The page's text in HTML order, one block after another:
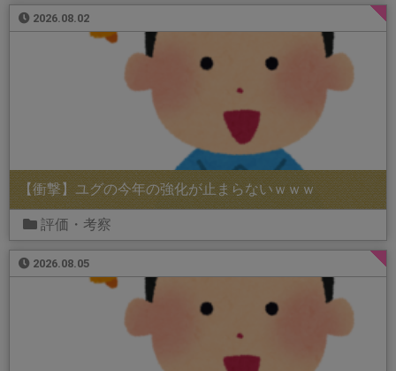
2026.08.02
【衝撃】ユグの今年の強化が止まらないｗｗｗ
評価・考察
2026.08.05